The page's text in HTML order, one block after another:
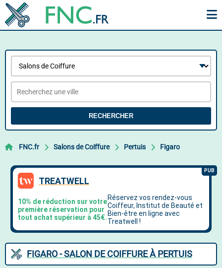
RECHERCHER
FNC.fr Salons de Coiffure Pertuis Figaro
FIGARO - SALON DE COIFFURE À PERTUIS